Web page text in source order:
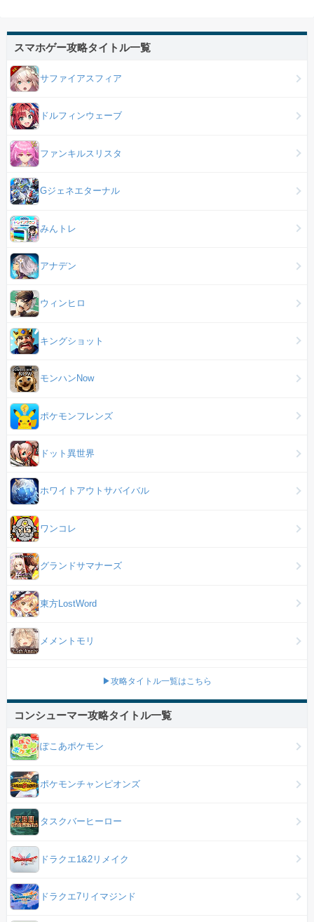
スマホゲー攻略タイトル一覧
サファイアスフィア
ドルフィンウェーブ
ファンキルスリスタ
Gジェネエターナル
みんトレ
アナデン
ウィンヒロ
キングショット
モンハンNow
ポケモンフレンズ
ドット異世界
ホワイトアウトサバイバル
ワンコレ
グランドサマナーズ
東方LostWord
メメントモリ
▶攻略タイトル一覧はこちら
コンシューマー攻略タイトル一覧
ぽこあポケモン
ポケモンチャンピオンズ
タスクバーヒーロー
ドラクエ1&2リメイク
ドラクエ7リイマジンド